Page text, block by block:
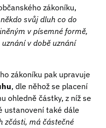
zákoníku,
svůj dluh co do
v písemné formě,
v době uznání
zákoníku pak upravuje
, dle něhož se placení
ohledně částky, z níž se
ustanovení také dále
zčásti, má částečné